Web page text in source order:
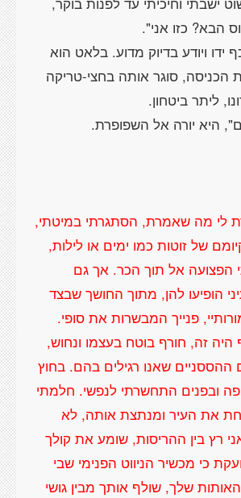
ויודע בדיוק מדוע. בלאט הוא
סוגר אותה בחצי-טריקה
לי מה שאמרת, הסתגרתי במיטתי,
של זוטות כמו ימים או לילות,
הפצועה אל תוך הכר. אך גם
הופיעו להן, מתוך החושך שבצד
היה זה, חורף בוטח בעצמו ונחוש,
ההססניים שאנו רגילים בהם. בחוץ
ובפנים התחשרתי לנפשי. חלמתי
את העיר ומנתצת אותה, לא
רץ בין ההריסות, שומע את קולך
כי מכשיר הניווט הפנימי שבי
שלך, שולף אותך מבין גושי